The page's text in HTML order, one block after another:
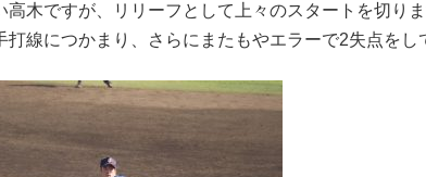
高木ですが、リリーフとして上々のスタートを切り
打線につかまり、さらにまたもやエラーで2失点をし